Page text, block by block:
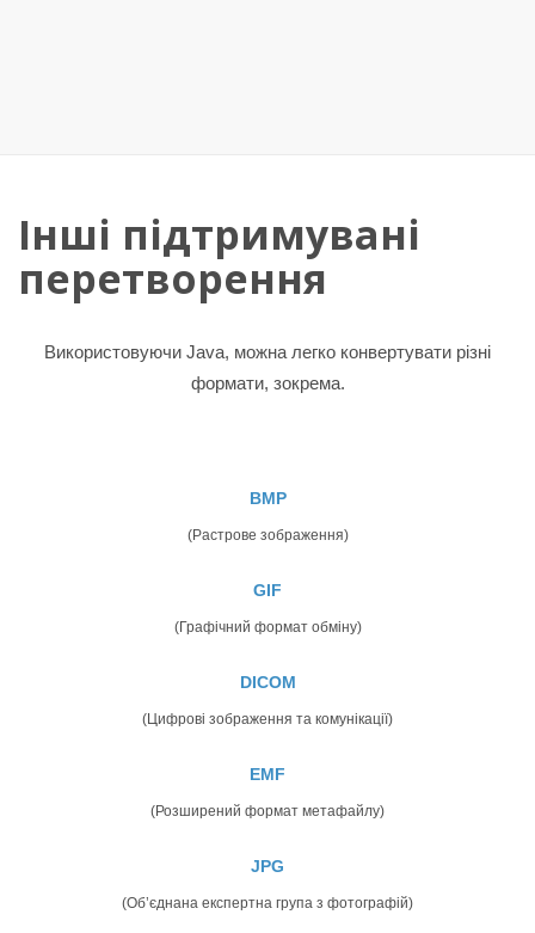
Інші підтримувані
перетворення
Використовуючи Java, можна легко конвертувати різні
формати, зокрема.
BMP
(Растрове зображення)
GIF
(Графічний формат обміну)
DICOM
(Цифрові зображення та комунікації)
EMF
(Розширений формат метафайлу)
JPG
(Об’єднана експертна група з фотографій)